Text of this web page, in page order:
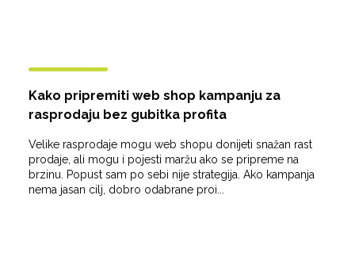
Kako pripremiti web shop kampanju za
rasprodaju bez gubitka profita
Velike rasprodaje mogu web shopu donijeti snažan rast
prodaje, ali mogu i pojesti maržu ako se pripreme na
brzinu. Popust sam po sebi nije strategija. Ako kampanja
nema jasan cilj, dobro odabrane proi...